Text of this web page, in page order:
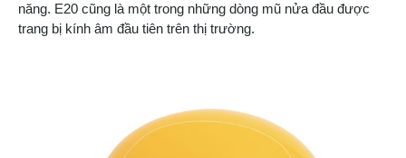
năng. E20 cũng là một trong những dòng mũ nửa đầu được
trang bị kính âm đầu tiên trên thị trường.